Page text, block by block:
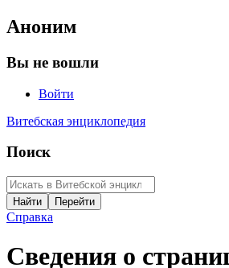
Аноним
Вы не вошли
Войти
Витебская энциклопедия
Поиск
Справка
Сведения о